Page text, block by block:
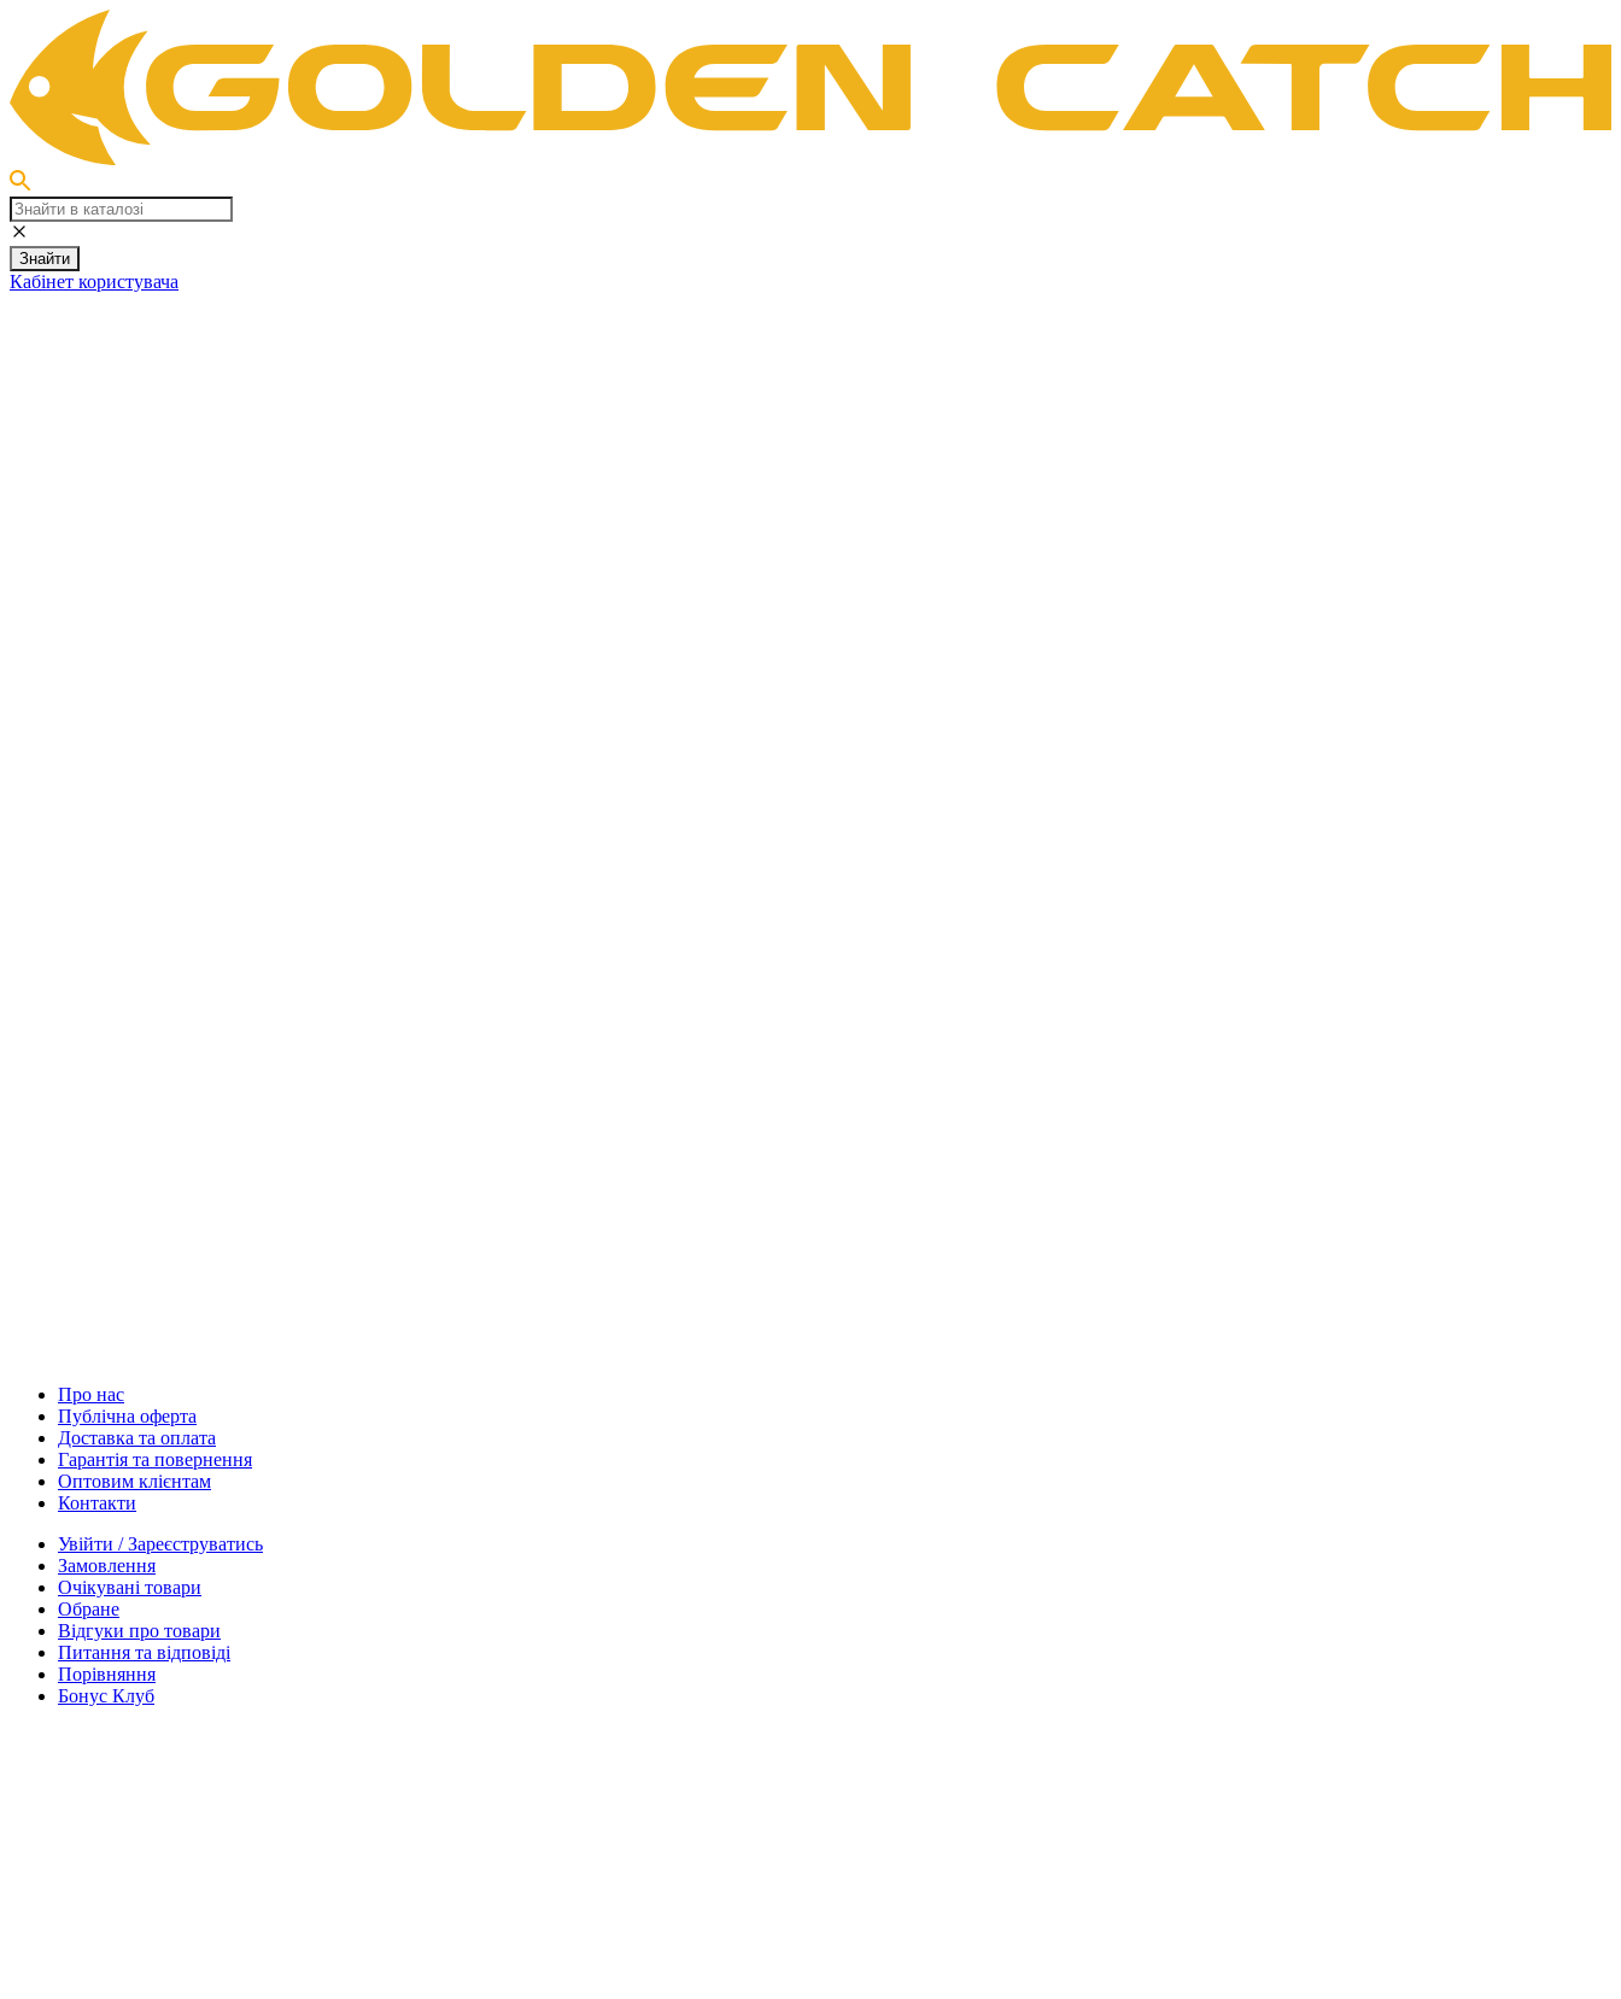
Знайти
Кабінет користувача
Про нас
Публічна оферта
Доставка та оплата
Гарантія та повернення
Оптовим клієнтам
Контакти
Увійти / Зареєструватись
Замовлення
Очікувані товари
Обране
Відгуки про товари
Питання та відповіді
Порівняння
Бонус Клуб